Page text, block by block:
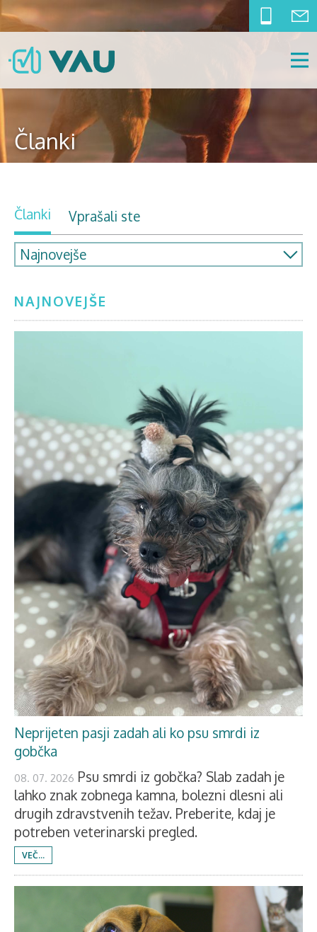
Članki
Članki Vprašali ste
NAJNOVEJŠE
Neprijeten pasji zadah ali ko psu smrdi iz
gobčka
08. 07. 2026 Psu smrdi iz gobčka? Slab zadah je
lahko znak zobnega kamna, bolezni dlesni ali
drugih zdravstvenih težav. Preberite, kdaj je
potreben veterinarski pregled.
VEČ...